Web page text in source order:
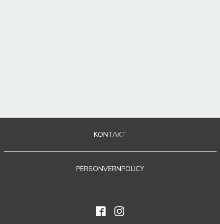
KONTAKT
PERSONVERNPOLICY